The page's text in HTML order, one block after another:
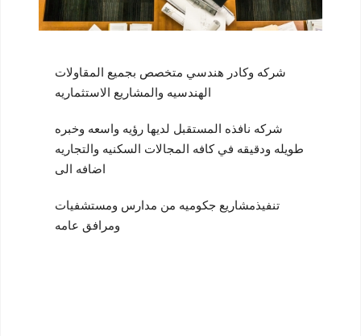
شركه وكادر هندسي متخصص بجميع المقاولات
الهندسيه والمشاريع الاستثماريه
شركه نافذه المستقبل لديها رؤيه واسعه وخبره
طويله ودقيقه في كافه المجالات السكنيه والتجاريه
اضافه الى
تنفيذمشاريع جكوميه من مدارس ومستشفيات
ومرافق عامه